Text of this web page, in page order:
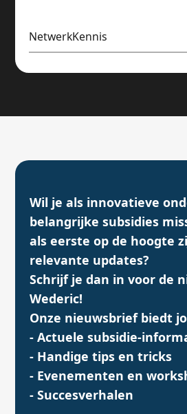
NetwerkKennis
Wil je als innovatieve
belangrijke subsidies
als eerste op de hoogte
relevante updates?
Schrijf je dan in voor de
Wederic!
Onze nieuwsbrief biedt
- Actuele subsidie-
- Handige tips en tricks
- Evenementen en
- Succesverhalen